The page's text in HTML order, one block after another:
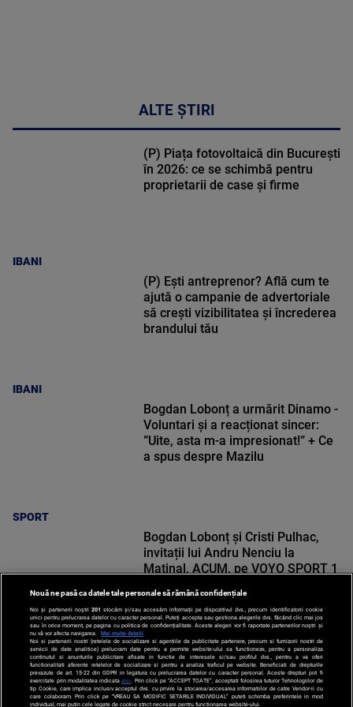
ALTE ȘTIRI
IBANI
(P) Piața fotovoltaică din București
în 2026: ce se schimbă pentru
proprietarii de case și firme
IBANI
(P) Ești antreprenor? Află cum te
ajută o campanie de advertoriale
să crești vizibilitatea și încrederea
brandului tău
SPORT
Bogdan Lobonț a urmărit Dinamo -
Voluntari și a reacționat sincer:
”Uite, asta m-a impresionat!” + Ce
a spus despre Mazilu
SPORT
Bogdan Lobonț și Cristi Pulhac,
invitații lui Andru Nenciu la
Matinal, ACUM, pe VOYO SPORT 1
Nouă ne pasă ca datele tale personale să rămână confidențiale
Noi și partenerii noștri 201 stocăm și/sau accesăm informații pe dispozitivul dvs., precum identificatorii cookie
unici pentru prelucrarea datelor cu caracter personal. Puteți accepta sau gestiona alegerile dvs. făcând clic mai jos
sau în orice moment, pe pagina cu politica de confidențialitate. Aceste alegeri vor fi raportate partenerilor noștri și
nu vă vor afecta navigarea.
Mai multe detalii
Noi si partenerii nostri (retelele de socializare si agentiile de publicitate partenere, precum si furnizorii nostri de
servicii de date analitice) prelucram date pentru a permite website-ului sa functioneze, pentru a personaliza
continutul si anunturile publicitare afisate in functie de interesele si/sau profilul dvs., pentru a va oferi
functionalitati aferente retelelor de socializare si pentru a analiza traficul pe website. Beneficiati de drepturile
prevazute de art. 15-22 din GDPR in legatura cu prelucrarea datelor cu caracter personal. Aceste drepturi pot fi
exercitate prin modalitatea indicataaici . Prin click pe “ACCEPT TOATE”, acceptati folosirea tuturor Tehnologiilor de
tip Cookie, care implica inclusiv acceptul dvs. cu privire la stocarea/accesarea informatiilor de catre Vendor-ii cu
care colaboram. Prin click pe “VREAU SA MODIFIC SETARILE INDIVIDUAL” puteti schimba preferintele in mod
individual, mai putin cele legate de cookie strict necesare pentru functionarea website-ului.